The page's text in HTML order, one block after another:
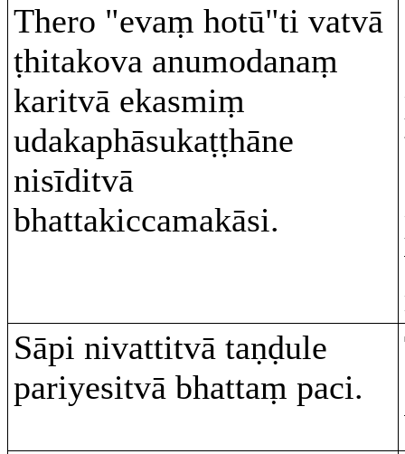
Thero "evaṃ hotū"ti vatvā
ṭhitakova anumodanaṃ
karitvā ekasmiṃ
udakaphāsukaṭṭhāne
nisīditvā
bhattakiccamakāsi.
Sāpi nivattitvā taṇḍule
pariyesitvā bhattaṃ paci.